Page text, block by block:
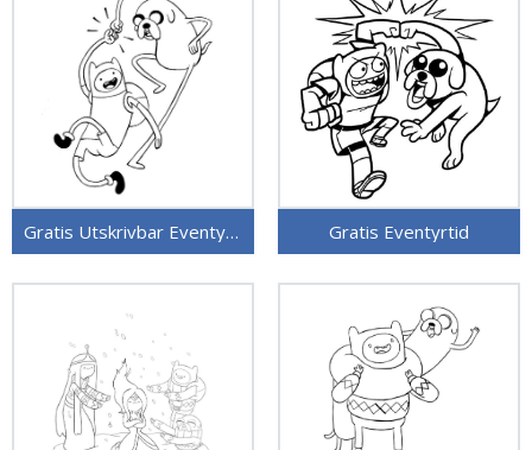
Gratis Utskrivbar Eventyrtid Gratis Eventyrtid